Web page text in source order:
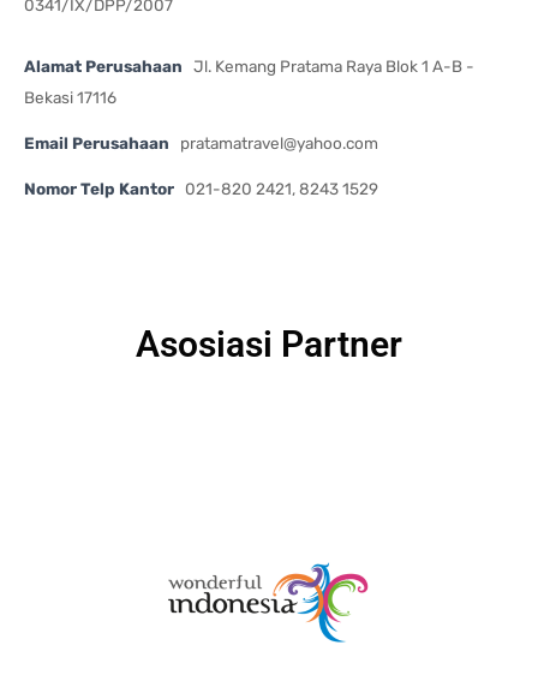
0341/IX/DPP/2007
Alamat Perusahaan
Jl. Kemang Pratama Raya Blok 1 A-B -
Bekasi 17116
Email Perusahaan pratamatravel@yahoo.com
Nomor Telp Kantor 021-820 2421, 8243 1529
Asosiasi Partner